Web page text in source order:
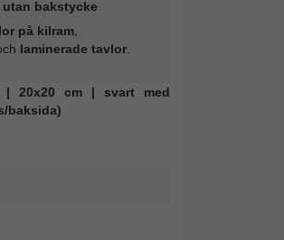
utan bakstycke
på kilram,
laminerade tavlor.
| 20x20 cm | svart med
baksida)